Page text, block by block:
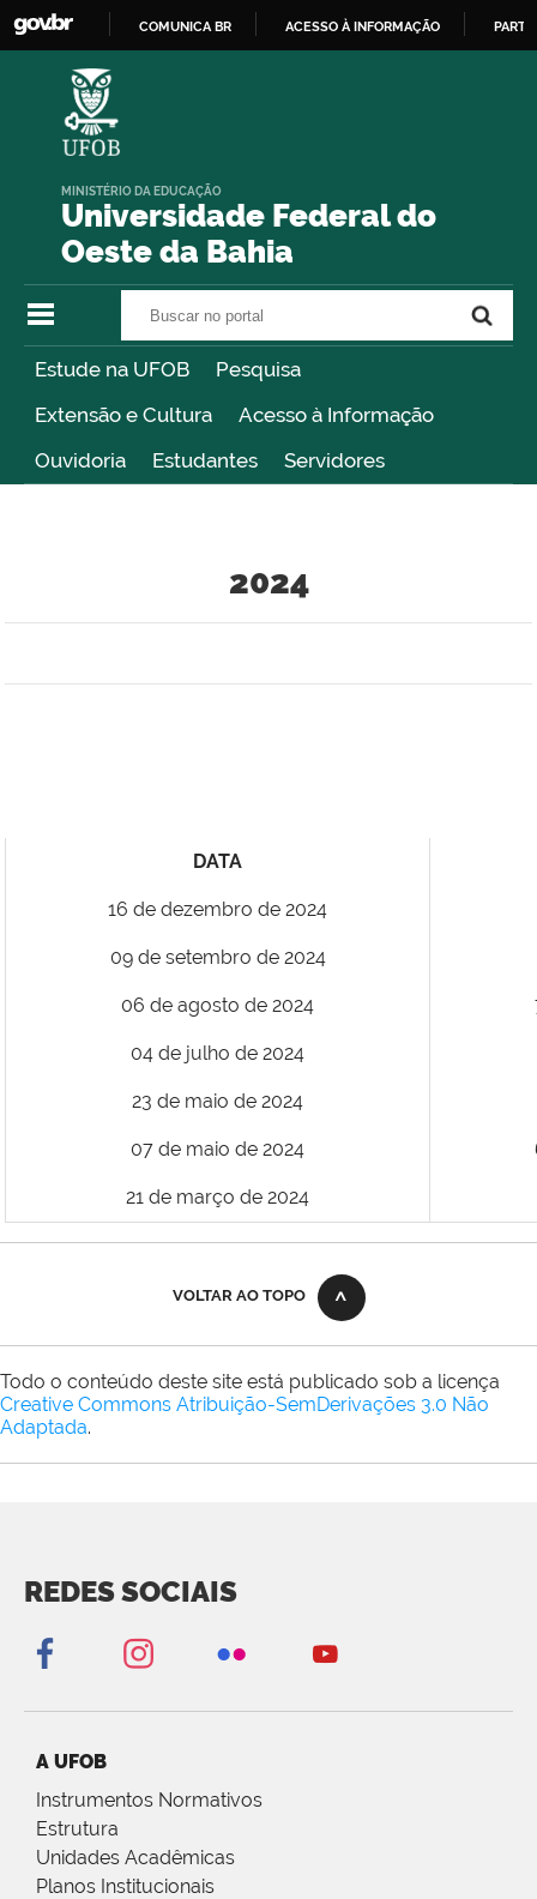
COMUNICA BR ACESSO À INFORMAÇÃO
Universidade Federal do
Oeste da Bahia
MINISTÉRIO DA EDUCAÇÃO
Estude na UFOB
Pesquisa
Extensão e Cultura
Acesso à Informação
Ouvidoria
Estudantes Servidores
2024
DATA
16 de dezembro de 2024
09 de setembro de 2024
06 de agosto de 2024
04 de julho de 2024
23 de maio de 2024
07 de maio de 2024
21 de março de 2024
VOLTAR AO TOPO
Todo o conteúdo deste site está publicado sob a licença
Creative Commons Atribuição-SemDerivações 3.0 Não
Adaptada.
REDES SOCIAIS
A UFOB
Instrumentos Normativos
Estrutura
Unidades Acadêmicas
Planos Institucionais